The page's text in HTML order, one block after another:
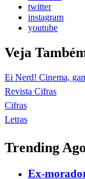
twitter
instagram
youtube
Veja
Ei Nerd! Cinema,
Revista Cifras
Cifras
Letras
Trending
Ex-